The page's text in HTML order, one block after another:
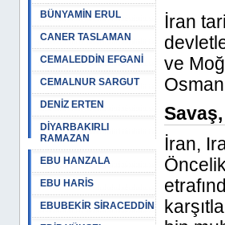
BÜNYAMİN ERUL
CANER TASLAMAN
CEMALEDDİN EFGANİ
CEMALNUR SARGUT
DENİZ ERTEN
DİYARBAKIRLI
RAMAZAN
EBU HANZALA
EBU HARİS
EBUBEKİR SİRACEDDİN
İran
ve
İran,